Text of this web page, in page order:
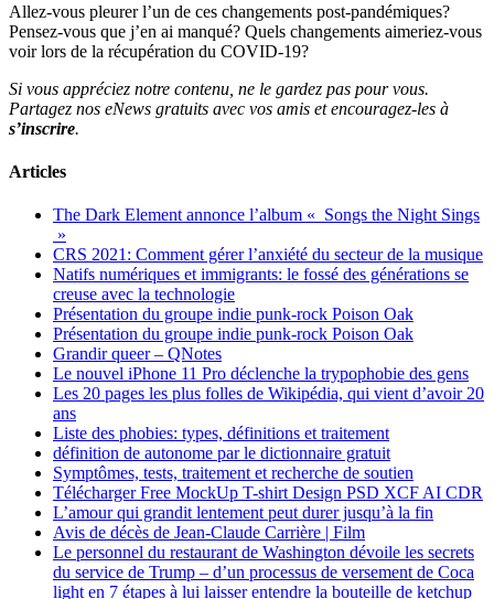
Allez-vous pleurer l’un de ces changements post-pandémiques?
Pensez-vous que j’en ai manqué? Quels changements aimeriez-vous
voir lors de la récupération du COVID-19?
Si vous appréciez notre contenu, ne le gardez pas pour vous.
Partagez nos eNews gratuits avec vos amis et encouragez-les à
s’inscrire.
Articles
The Dark Element annonce l’album « Songs the Night Sings
»
CRS 2021: Comment gérer l’anxiété du secteur de la musique
Natifs numériques et immigrants: le fossé des générations se
creuse avec la technologie
Présentation du groupe indie punk-rock Poison Oak
Présentation du groupe indie punk-rock Poison Oak
Grandir queer – QNotes
Le nouvel iPhone 11 Pro déclenche la trypophobie des gens
Les 20 pages les plus folles de Wikipédia, qui vient d’avoir 20
ans
Liste des phobies: types, définitions et traitement
définition de autonome par le dictionnaire gratuit
Symptômes, tests, traitement et recherche de soutien
Télécharger Free MockUp T-shirt Design PSD XCF AI CDR
L’amour qui grandit lentement peut durer jusqu’à la fin
Avis de décès de Jean-Claude Carrière | Film
Le personnel du restaurant de Washington dévoile les secrets
du service de Trump – d’un processus de versement de Coca
light en 7 étapes à lui laisser entendre la bouteille de ketchup